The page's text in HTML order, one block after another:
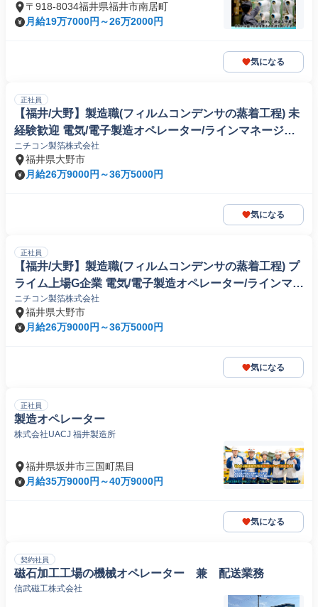
〒918-8034福井県福井市南居町
月給19万7000円～26万2000円
気になる
正社員
【福井/大野】製造職(フィルムコンデンサの蒸着工程) 未
経験歓迎 電気/電子製造オペレーター/ラインマネージャ
ー
ニチコン製箔株式会社
福井県大野市
月給26万9000円～36万5000円
気になる
正社員
【福井/大野】製造職(フィルムコンデンサの蒸着工程) プ
ライム上場G企業 電気/電子製造オペレーター/ラインマネ
ージャー
ニチコン製箔株式会社
福井県大野市
月給26万9000円～36万5000円
気になる
正社員
製造オペレーター
株式会社UACJ 福井製造所
福井県坂井市三国町黒目
月給35万9000円～40万9000円
気になる
契約社員
磁石加工工場の機械オペレーター 兼 配送業務
信武磁工株式会社